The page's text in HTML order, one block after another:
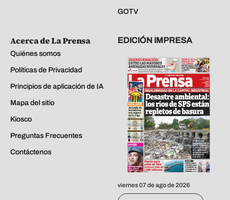
GOTV
Acerca de La Prensa
Quiénes somos
Políticas de Privacidad
Principios de aplicación de IA
Mapa del sitio
Kiosco
Preguntas Frecuentes
Contáctenos
EDICIÓN IMPRESA
viernes 07 de ago de 2026